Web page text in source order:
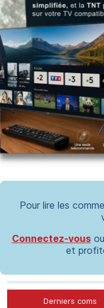
Pour lire les
Connectez-vousou
et
Derniers coms